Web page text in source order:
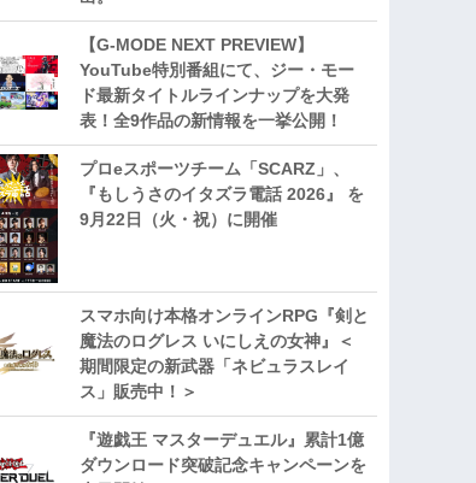
【G-MODE NEXT PREVIEW】
YouTube特別番組にて、ジー・モー
ド最新タイトルラインナップを大発
表！全9作品の新情報を一挙公開！
プロeスポーツチーム「SCARZ」、
『もしうさのイタズラ電話 2026』 を
9月22日（火・祝）に開催
スマホ向け本格オンラインRPG『剣と
魔法のログレス いにしえの女神』＜
期間限定の新武器「ネビュラスレイ
ス」販売中！＞
『遊戯王 マスターデュエル』累計1億
ダウンロード突破記念キャンペーンを